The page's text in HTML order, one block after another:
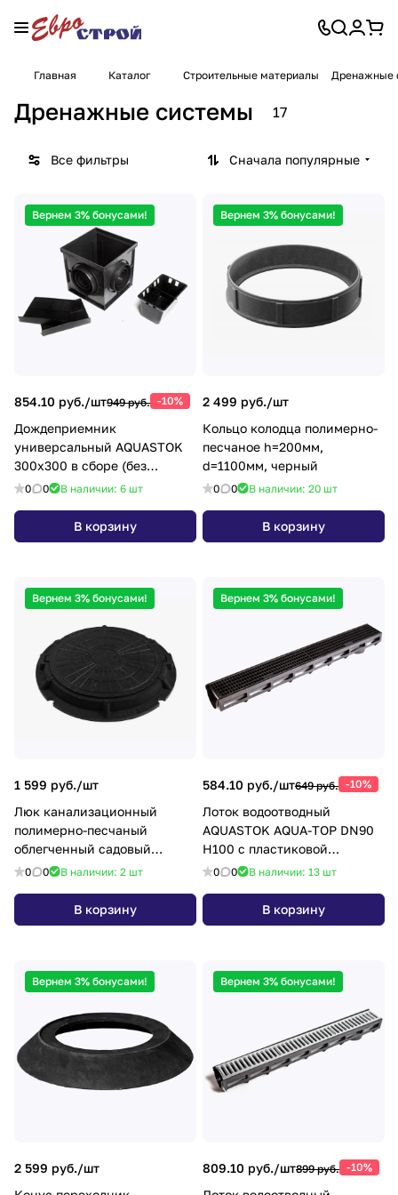
Главная Каталог Строительные материалы Дренажные
Дренажные системы 17
Все фильтры Сначала популярные
Вернем 3% бонусами!
854.10 руб./шт949 руб. -10%
Дождеприемник
универсальный AQUASTOK
300х300 в сборе (без
решетки)
0 0 В наличии: 6 шт
В корзину
Вернем 3% бонусами!
2 499 руб./шт
Кольцо колодца полимерно-
песчаное h=200мм,
d=1100мм, черный
0 0 В наличии: 20 шт
В корзину
Вернем 3% бонусами!
1 599 руб./шт
Люк канализационный
полимерно-песчаный
облегченный садовый
черный (нагрузка 1,5т,
0 0 В наличии: 2 шт
В корзину
Вернем 3% бонусами!
584.10 руб./шт649 руб. -10%
Лоток водоотводный
AQUASTOK AQUA-TOP DN90
H100 с пластиковой
решеткой (комплект)
0 0 В наличии: 13 шт
В корзину
Вернем 3% бонусами!
2 599 руб./шт
Вернем 3% бонусами!
809.10 руб./шт899 руб. -10%